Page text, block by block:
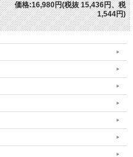
価格:16,980円(税抜 15,436円、税
1,544円)